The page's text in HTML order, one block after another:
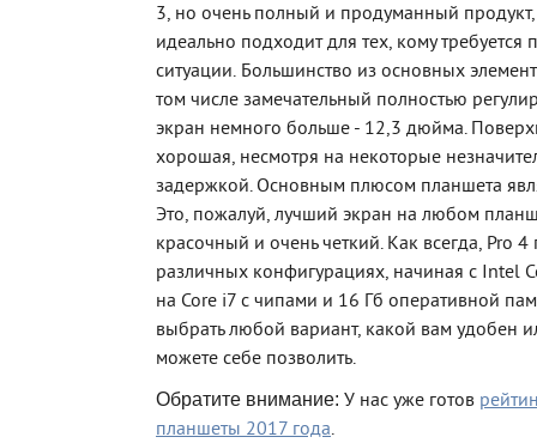
3, но очень полный и продуманный
идеально подходит для тех, кому
ситуации. Большинство из основных
том числе замечательный полностью
экран немного больше - 12,3 дюйма.
хорошая, несмотря на некоторые
задержкой. Основным плюсом планшета
Это, пожалуй, лучший экран на любом
красочный и очень четкий. Как всегда, Pro 4
различных конфигурациях, начиная с Intel
на Core i7 с чипами и 16 Гб оперативной
выбрать любой вариант, какой вам удобен
можете себе позволить.
Обратите внимание: У нас уже готов
планшеты 2017 года.